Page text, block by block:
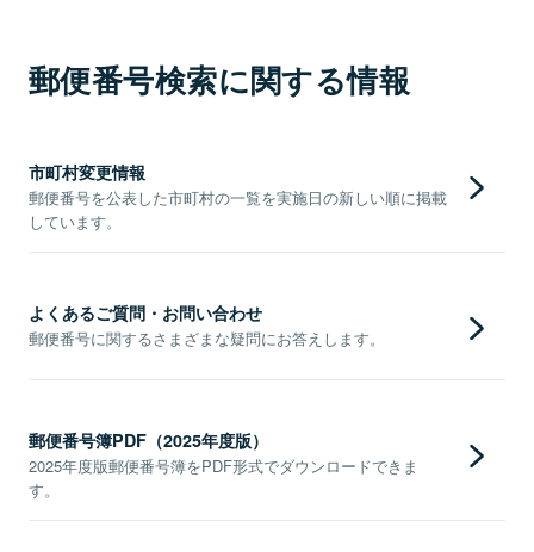
郵便番号検索に関する情報
市町村変更情報
郵便番号を公表した市町村の一覧を実施日の新しい順に掲載
しています。
よくあるご質問・お問い合わせ
郵便番号に関するさまざまな疑問にお答えします。
郵便番号簿PDF（2025年度版）
2025年度版郵便番号簿をPDF形式でダウンロードできま
す。